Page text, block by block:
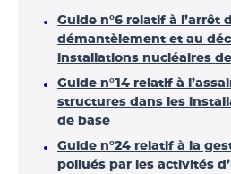
Guide n°6 relatif à l’arrêt
démantèlement et au
installations nucléaires
Guide n°14 relatif à
structures dans les
de base
Guide n°24 relatif à la
pollués par les activités